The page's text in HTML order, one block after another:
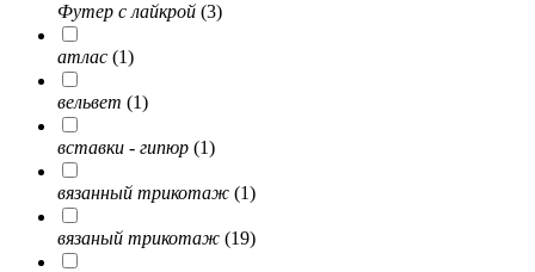
Футер с лайкрой (3)
атлас (1)
вельвет (1)
вставки - гипюр (1)
вязанный трикотаж (1)
вязаный трикотаж (19)